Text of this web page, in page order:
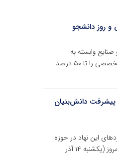
روز دانشجو
وابسته به
مناسبت گرامیداشت هفته پژوهش و روز دانشجو در طرح سوم خود محصولات زیستی و خدمات تخصصی را تا ۵۰ درصد
جهاددانشگاهی۱۴۰۰ / روایت تحقق پیشرفت دانش‌بنیان
معرفی مهم‌ترین دستاوردهای این نهاد در حوزه‌
پژوهش و فناوری، فرهنگ، آموزش و کارآفرینی و تجاری‌سازی و اقتصاددانش‌بنیان برگزار می‌شود، امروز (یکشنبه ۱۴ آذر